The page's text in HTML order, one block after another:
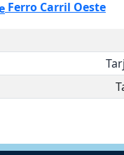
Ferro Carril Oeste